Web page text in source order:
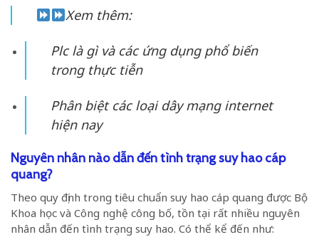
Xem thêm:
Plc là gì và các ứng dụng phổ biến
trong thực tiễn
Phân biệt các loại dây mạng internet
hiện nay
Nguyên nhân nào dẫn đến tình trạng suy hao cáp
quang?
Theo quy định trong tiêu chuẩn suy hao cáp quang được Bộ
Khoa học và Công nghệ công bố, tồn tại rất nhiều nguyên
nhân dẫn đến tình trạng suy hao. Có thể kể đến như: